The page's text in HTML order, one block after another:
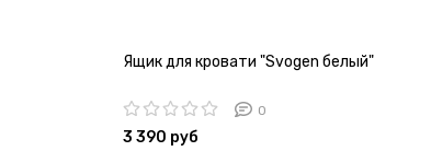
Ящик для кровати "Svogen белый"
0
3 390 руб